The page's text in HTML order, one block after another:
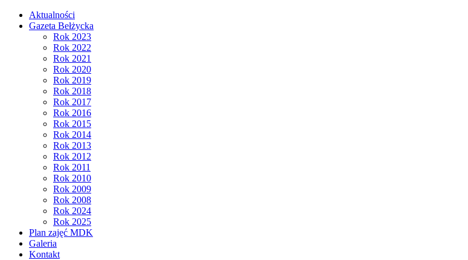
Aktualności
Gazeta Bełżycka
Rok 2023
Rok 2022
Rok 2021
Rok 2020
Rok 2019
Rok 2018
Rok 2017
Rok 2016
Rok 2015
Rok 2014
Rok 2013
Rok 2012
Rok 2011
Rok 2010
Rok 2009
Rok 2008
Rok 2024
Rok 2025
Plan zajęć MDK
Galeria
Kontakt